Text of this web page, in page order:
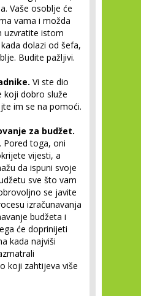
Vaše osoblje će
vama i možda
uzvratite istom
dolazi od šefa,
Budite pažljivi.
Vi ste dio
koji dobro služe
im se na pomoći.
za budžet.
Pored toga, oni
vijesti, a
da ispuni svoje
sve što vam
se javite
izračunavanja
budžeta i
će doprinijeti
kada najviši
koji zahtijeva više